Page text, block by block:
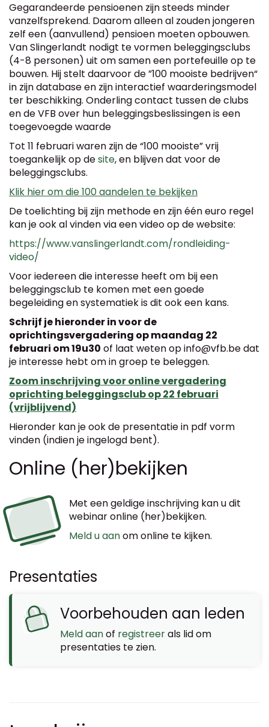
Gegarandeerde pensioenen zijn steeds minder
vanzelfsprekend. Daarom alleen al zouden jongeren
zelf een (aanvullend) pensioen moeten opbouwen.
Van Slingerlandt nodigt te vormen beleggingsclubs
(4-8 personen) uit om samen een portefeuille op te
bouwen. Hij stelt daarvoor de ”100 mooiste bedrijven“
in zijn database en zijn interactief waarderingsmodel
ter beschikking. Onderling contact tussen de clubs
en de VFB over hun beleggingsbeslissingen is een
toegevoegde waarde
Tot 11 februari waren zijn de “100 mooiste” vrij
toegankelijk op desite, en blijven dat voor de
beleggingsclubs.
Klik hier om die 100 aandelen te bekijken
De toelichting bij zijn methode en zijn één euro regel
kan je ook al vinden via een video op de website:
https://www.vanslingerlandt.com/rondleiding-
video/
Voor iedereen die interesse heeft om bij een
beleggingsclub te komen met een goede
begeleiding en systematiek is dit ook een kans.
Schrijf je hieronder in voor de
oprichtingsvergadering op maandag 22
februari om 19u30 of laat weten op info@vfb.be dat
je interesse hebt om in groep te beleggen.
Zoom inschrijving voor online vergadering
oprichting beleggingsclub op 22 februari
(vrijblijvend)
Hieronder kan je ook de presentatie in pdf vorm
vinden (indien je ingelogd bent).
Online (her)bekijken
Met een geldige inschrijving kan u dit
webinar online (her)bekijken.
Meld u aanom online te kijken.
Presentaties
Voorbehouden aan leden
Meld aanof registreerals lid om
presentaties te zien.